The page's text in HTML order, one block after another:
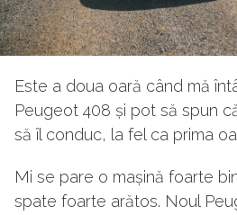
Este a doua oară când mă
Peugeot 408 și pot să spun
să îl conduc, la fel ca prima
Mi se pare o mașină foarte
spate foarte arătos. Noul